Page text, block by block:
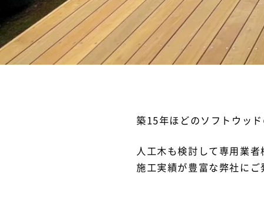
築15年ほどのソフトウッ
人工木も検討して専用業
施工実績が豊富な弊社にご